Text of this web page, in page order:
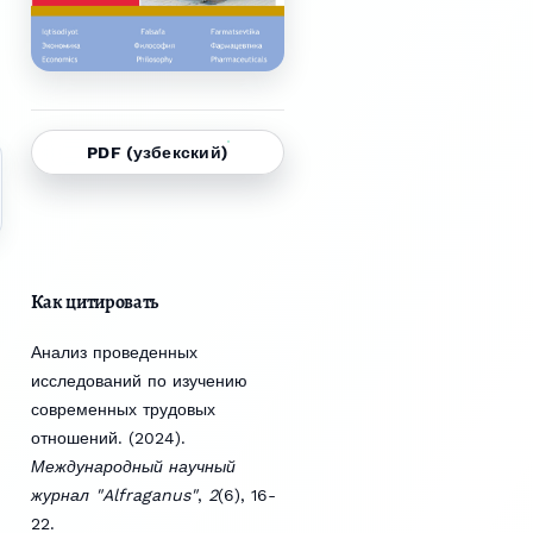
PDF (узбекский)
Как цитировать
Анализ проведенных
исследований по изучению
современных трудовых
отношений. (2024).
Международный научный
журнал "Alfraganus", 2(6), 16-
22.